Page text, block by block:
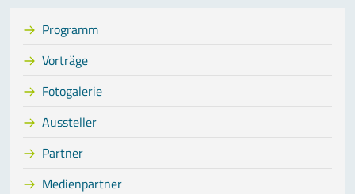
Programm
Vorträge
Fotogalerie
Aussteller
Partner
Medienpartner